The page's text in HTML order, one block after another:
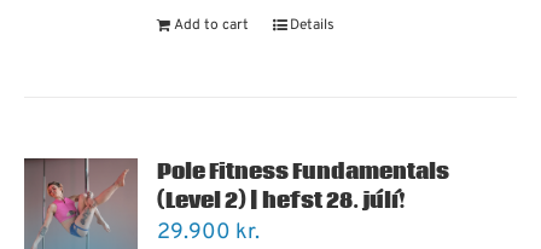
Add to cart Details
Pole Fitness Fundamentals
(Level 2) | hefst 28. júlí!
29.900 kr.